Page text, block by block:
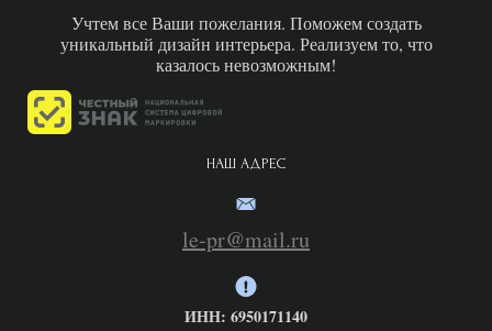
Учтем все Ваши пожелания. Поможем создать
уникальный дизайн интерьера. Реализуем то, что
казалось невозможным!
НАШ АДРЕС
le-pr@mail.ru
ИНН: 6950171140